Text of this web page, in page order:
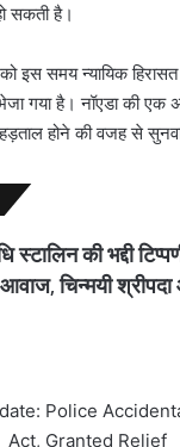
सकती है।
इस समय न्यायिक
भेजा गया है। नॉएडा की
होने की वजह से सुनवाई
की भद्दी
चिन्मयी